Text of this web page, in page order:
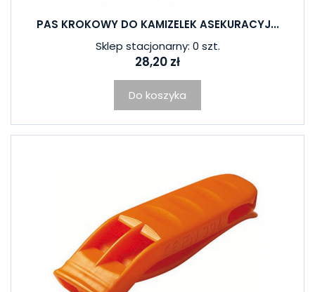
PAS KROKOWY DO KAMIZELEK ASEKURACYJ...
Sklep stacjonarny: 0 szt.
28,20 zł
Do koszyka